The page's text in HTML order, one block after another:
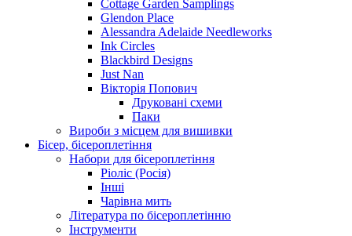
Cottage Garden Samplings
Glendon Place
Alessandra Adelaide Needleworks
Ink Circles
Blackbird Designs
Just Nan
Вікторія Попович
Друковані схеми
Паки
Вироби з місцем для вишивки
Бісер, бісероплетіння
Набори для бісероплетіння
Ріоліс (Росія)
Інші
Чарівна мить
Література по бісероплетінню
Інструменти